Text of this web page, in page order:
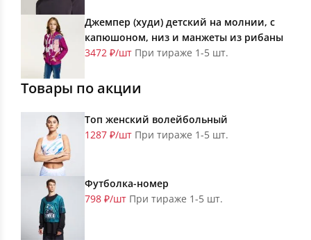
Джемпер (худи) детский на молнии, с
капюшоном, низ и манжеты из рибаны
3472 ₽/шт При тираже 1-5 шт.
Товары по акции
Топ женский волейбольный
1287 ₽/шт При тираже 1-5 шт.
Футболка-номер
798 ₽/шт При тираже 1-5 шт.